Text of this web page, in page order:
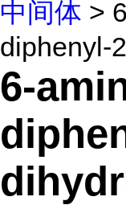
中间体 >
diphenyl-
6-